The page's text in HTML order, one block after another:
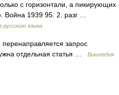
с горизонтали, а пикирующих
Война 1939 95. 2. разг …
русского языка
запрос
отдельная статья …
Википедия